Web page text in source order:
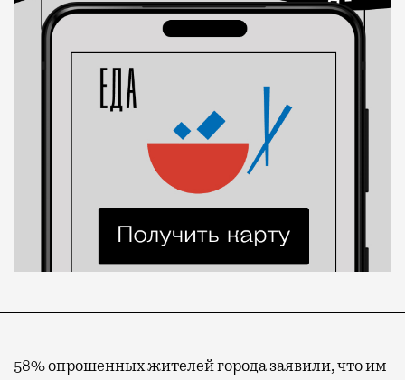
58% опрошенных жителей города заявили, что им